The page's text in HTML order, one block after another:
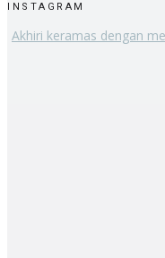
INSTAGRAM
Akhiri keramas dengan